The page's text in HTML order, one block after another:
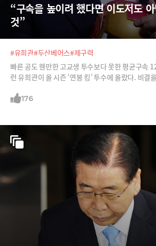
“구속을 높이려 했다면 이도저도
것”
#유희관#두산베어스#제구력
빠른 공도 웬만한 고교생 투수보다 못한 평균구속
런 유희관이 올 시즌 ‘연봉 킹’ 투수에 올랐다. 비결
176